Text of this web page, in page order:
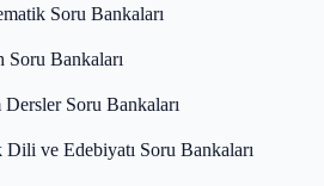
Soru Bankaları
Soru Bankaları
Dersler Soru Bankaları
Dili ve Edebiyatı Soru Bankaları